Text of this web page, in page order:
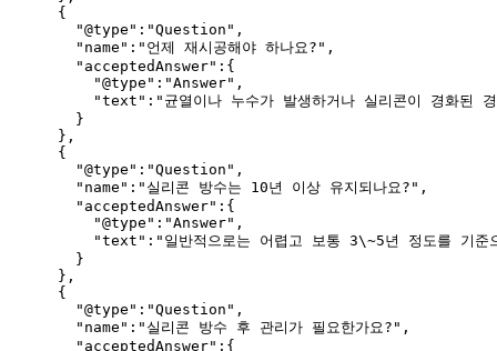
    {
      "@type":"Question",
      "name":"언제 재시공해야 하나요?",
      "acceptedAnswer":{
        "@type":"Answer",
"text":"균열이나 누수가 발생하거나 실리콘이 경화된
      }
    },
    {
      "@type":"Question",
      "name":"실리콘 방수는 10년 이상 유지되나요?",
      "acceptedAnswer":{
        "@type":"Answer",
"text":"일반적으로는 어렵고 보통 3\~5년 정도를 기준
      }
    },
    {
      "@type":"Question",
      "name":"실리콘 방수 후 관리가 필요한가요?",
      "acceptedAnswer":{